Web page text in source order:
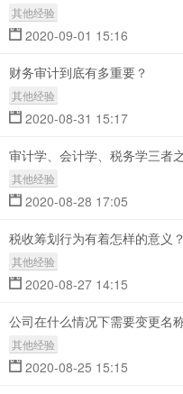
其他经验
2020-09-01 15:16
财务审计到底有多重要？
其他经验
2020-08-31 15:17
审计学、会计学、税务学三者
其他经验
2020-08-28 17:05
税收筹划行为有着怎样的意义？
其他经验
2020-08-27 14:15
公司在什么情况下需要变更名
其他经验
2020-08-25 15:15